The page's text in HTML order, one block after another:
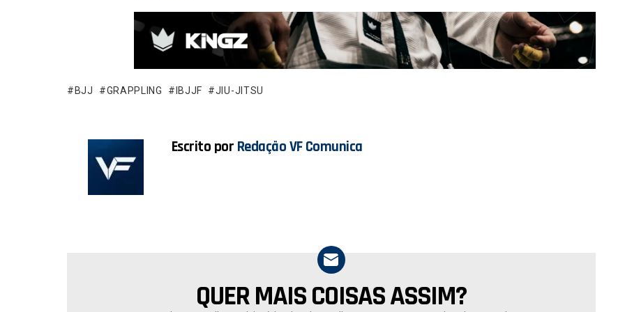
a
ce
b
o
o
h
at
s
A
p
BJJ GRAPPLING IBJJF JIU-JITSU
Escrito por Redação VF Comunica
QUER MAIS COISAS ASSIM?